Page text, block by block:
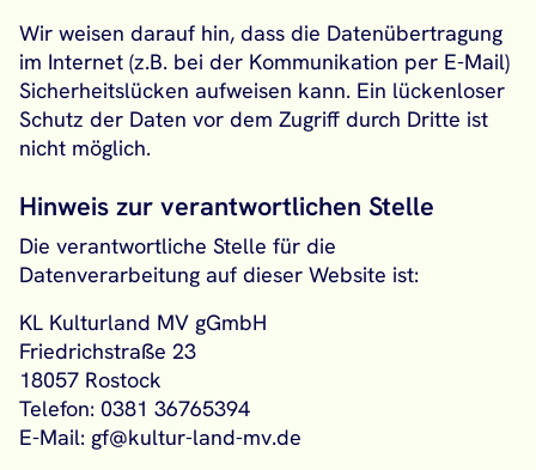
Wir weisen darauf hin, dass die Datenübertragung
im Internet (z.B. bei der Kommunikation per E-Mail)
Sicherheitslücken aufweisen kann. Ein lückenloser
Schutz der Daten vor dem Zugriff durch Dritte ist
nicht möglich.
Hinweis zur verantwortlichen Stelle
Die verantwortliche Stelle für die
Datenverarbeitung auf dieser Website ist:
KL Kulturland MV gGmbH
Friedrichstraße 23
18057 Rostock
Telefon: 0381 36765394
E-Mail: gf@kultur-land-mv.de